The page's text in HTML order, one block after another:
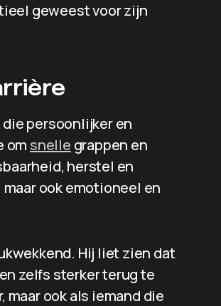
geweest voor zijn
persoonlijker en
om snelle grappen en
herstel en
ook emotioneel en
Hij liet zien dat
zelfs sterker terug te
ook als iemand die